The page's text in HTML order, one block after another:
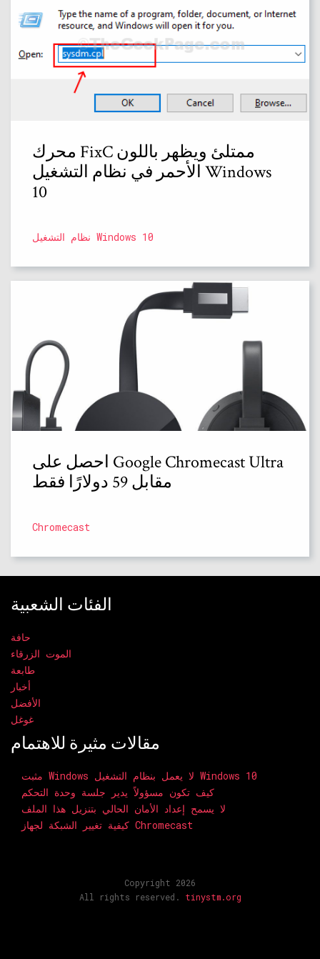
محرك FixC ممتلئ ويظهر باللون
الأحمر في نظام التشغيل Windows
10
نظام التشغيل Windows 10
احصل على Google Chromecast Ultra
مقابل 59 دولارًا فقط
Chromecast
الفئات الشعبية
حافة
الموت الزرقاء
طابعة
أخبار
الأفضل
غوغل
مقالات مثيرة للاهتمام
مثبت Windows لا يعمل بنظام التشغيل Windows 10
كيف تكون مسؤولاً يدير جلسة وحدة التحكم
لا يسمح إعداد الأمان الحالي بتنزيل هذا الملف
كيفية تغيير الشبكة لجهاز Chromecast
Copyright 2026
All rights reserved. tinystm.org